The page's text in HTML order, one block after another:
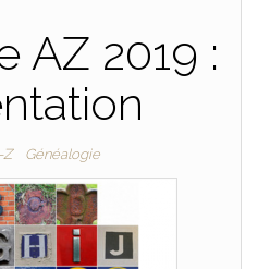
AZ 2019 :
Z Généalogie